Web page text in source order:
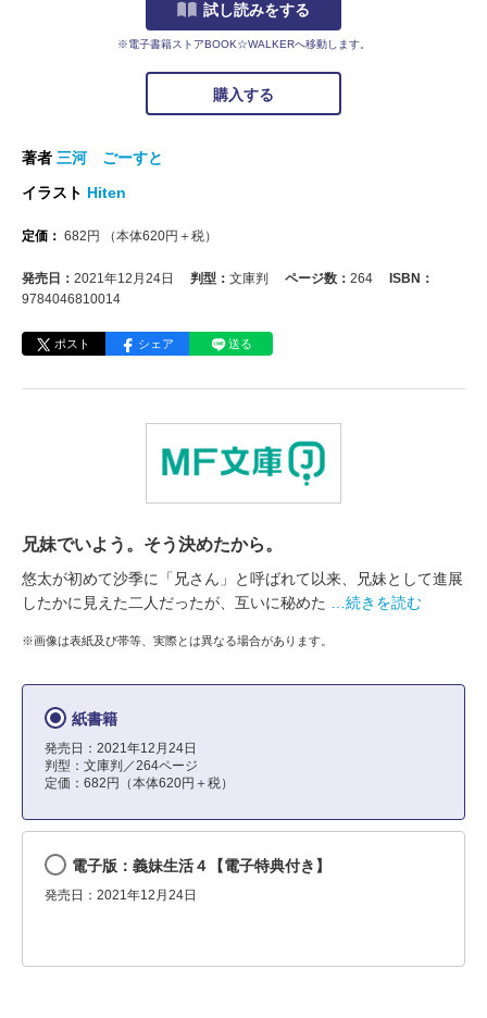
試し読みをする
※電子書籍ストアBOOK☆WALKERへ移動します。
購入する
著者 三河 ごーすと
イラスト Hiten
定価： 682 円 （本体620円＋税）
発売日： 2021年12月24日 判型： 文庫判 ページ数： 264
ISBN：
9784046810014
ポスト シェア 送る
兄妹でいよう。そう決めたから。
悠太が初めて沙季に「兄さん」と呼ばれて以来、兄妹として進展
したかに見えた二人だったが、互いに秘めた
…続きを読む
※画像は表紙及び帯等、実際とは異なる場合があります。
紙書籍
発売日：2021年12月24日
判型：文庫判／264ページ
定価：682円（本体620円＋税）
電子版：義妹生活４【電子特典付き】
発売日：2021年12月24日